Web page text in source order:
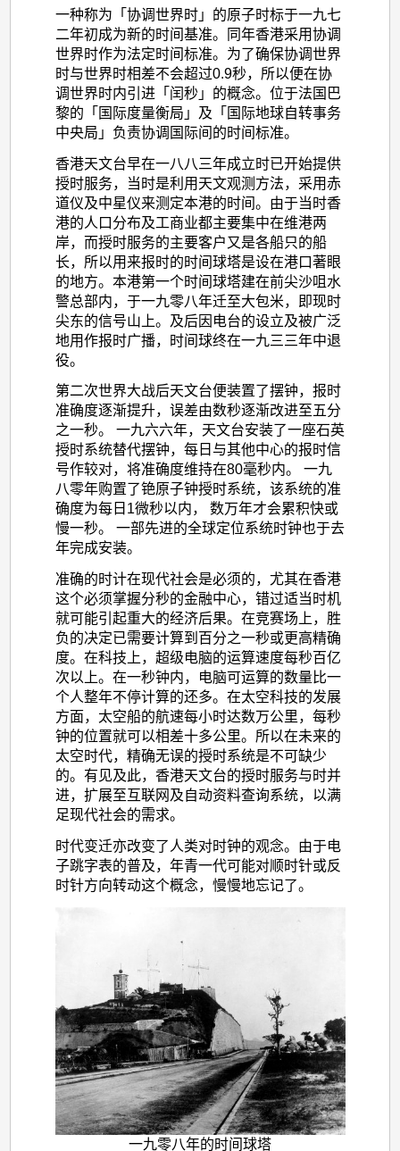
一种称为「协调世界时」的原子时标于一九七
二年初成为新的时间基准。同年香港采用协调
世界时作为法定时间标准。为了确保协调世界
时与世界时相差不会超过0.9秒，所以便在协
调世界时内引进「闰秒」的概念。位于法国巴
黎的「国际度量衡局」及「国际地球自转事务
中央局」负责协调国际间的时间标准。
香港天文台早在一八八三年成立时已开始提供
授时服务，当时是利用天文观测方法，采用赤
道仪及中星仪来测定本港的时间。由于当时香
港的人口分布及工商业都主要集中在维港两
岸，而授时服务的主要客户又是各船只的船
长，所以用来报时的时间球塔是设在港口著眼
的地方。本港第一个时间球塔建在前尖沙咀水
警总部内，于一九零八年迁至大包米，即现时
尖东的信号山上。及后因电台的设立及被广泛
地用作报时广播，时间球终在一九三三年中退
役。
第二次世界大战后天文台便装置了摆钟，报时
准确度逐渐提升，误差由数秒逐渐改进至五分
之一秒。 一九六六年，天文台安装了一座石英
授时系统替代摆钟，每日与其他中心的报时信
号作较对，将准确度维持在80毫秒内。 一九
八零年购置了铯原子钟授时系统，该系统的准
确度为每日1微秒以内， 数万年才会累积快或
慢一秒。 一部先进的全球定位系统时钟也于去
年完成安装。
准确的时计在现代社会是必须的，尤其在香港
这个必须掌握分秒的金融中心，错过适当时机
就可能引起重大的经济后果。在竞赛场上，胜
负的决定已需要计算到百分之一秒或更高精确
度。在科技上，超级电脑的运算速度每秒百亿
次以上。在一秒钟内，电脑可运算的数量比一
个人整年不停计算的还多。在太空科技的发展
方面，太空船的航速每小时达数万公里，每秒
钟的位置就可以相差十多公里。所以在未来的
太空时代，精确无误的授时系统是不可缺少
的。有见及此，香港天文台的授时服务与时并
进，扩展至互联网及自动资料查询系统，以满
足现代社会的需求。
时代变迁亦改变了人类对时钟的观念。由于电
子跳字表的普及，年青一代可能对顺时针或反
时针方向转动这个概念，慢慢地忘记了。
一九零八年的时间球塔